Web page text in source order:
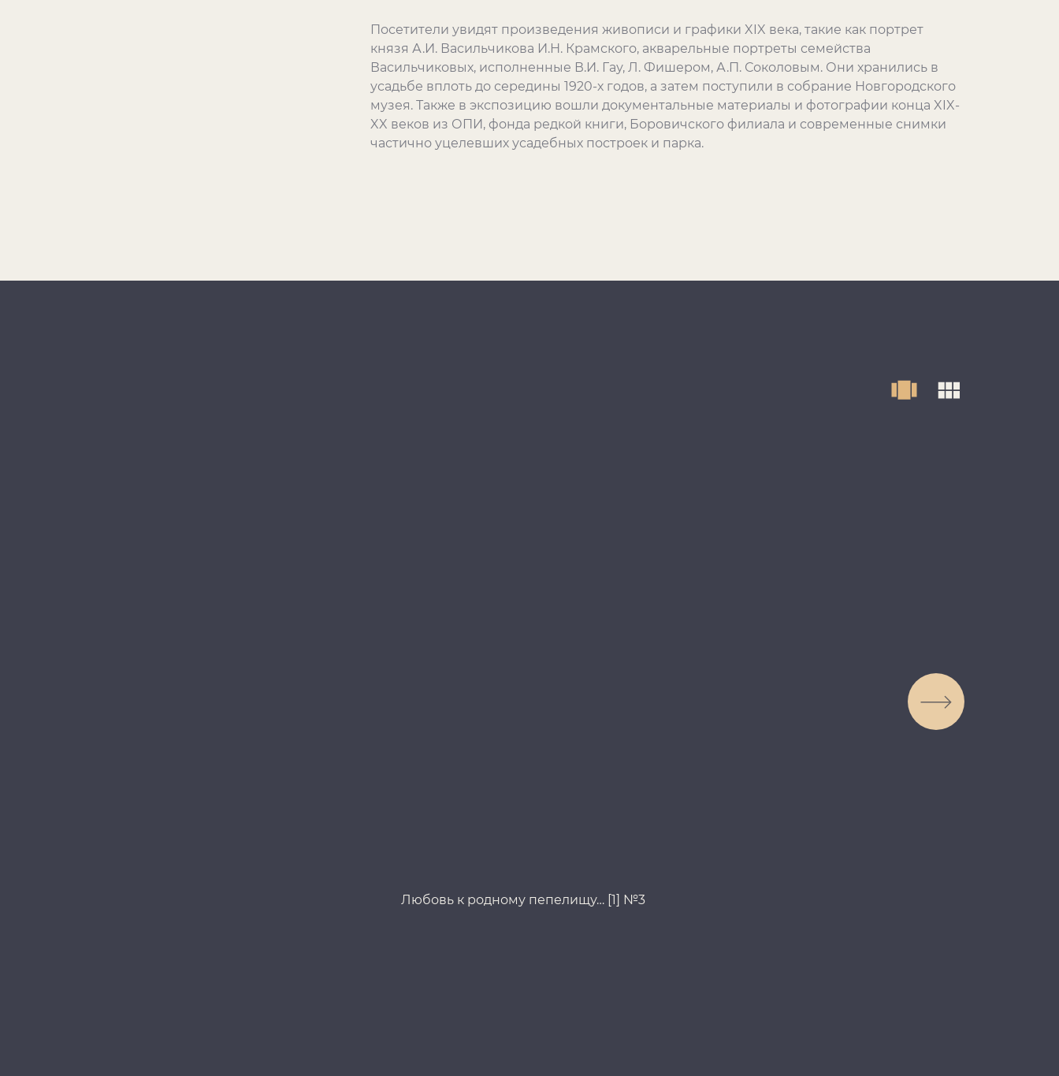
Посетители увидят произведения живописи и графики XIX века, такие как портрет
князя А.И. Васильчикова И.Н. Крамского, акварельные портреты семейства
Васильчиковых, исполненные В.И. Гау, Л. Фишером, А.П. Соколовым. Они хранились в
усадьбе вплоть до середины 1920-х годов, а затем поступили в собрание Новгородского
музея. Также в экспозицию вошли документальные материалы и фотографии конца XIX-
XX веков из ОПИ, фонда редкой книги, Боровичского филиала и современные снимки
частично уцелевших усадебных построек и парка.
Любовь к родному пепелищу… [1] №3